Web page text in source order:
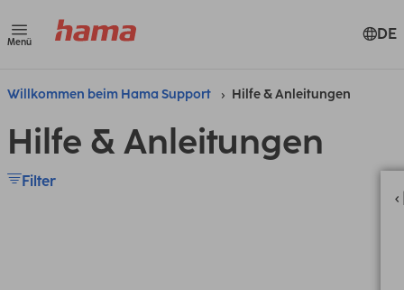
Menü DE
Willkommen beim Hama Support Hilfe & Anleitungen
Hilfe & Anleitungen
Filter